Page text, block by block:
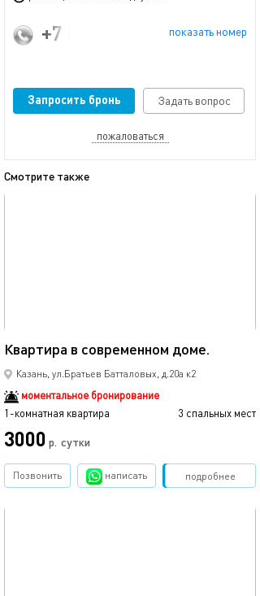
показать номер
+7 (903) 387-14-29
Запросить бронь Задать вопрос
пожаловаться
Смотрите также
Квартира в современном доме.
Казань, ул.Братьев Батталовых, д.20а к2
моментальное бронирование
1-комнатная квартира
3 спальных мест
3000 р. сутки
подробнее
Позвонить написать Забронировать